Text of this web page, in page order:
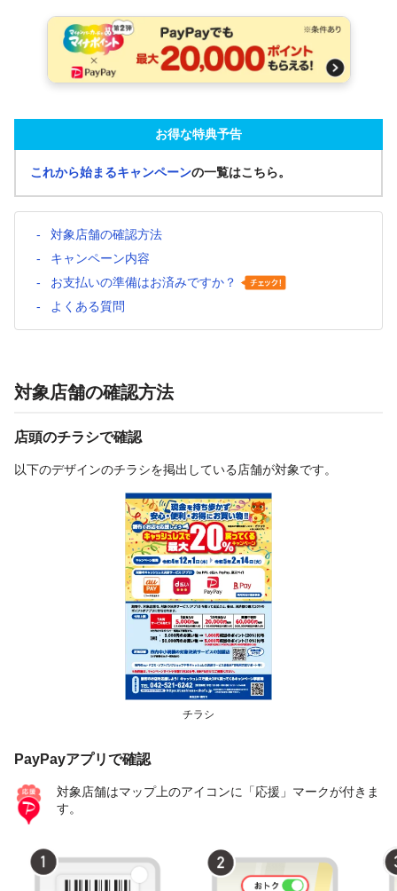
お得な特典予告
これから始まるキャンペーンの一覧はこちら。
対象店舗の確認方法
キャンペーン内容
お支払いの準備はお済みですか？
よくある質問
対象店舗の確認方法
店頭のチラシで確認
以下のデザインのチラシを掲出している店舗が対象です。
チラシ
PayPayアプリで確認
対象店舗はマップ上のアイコンに「応援」マークが付きま
す。